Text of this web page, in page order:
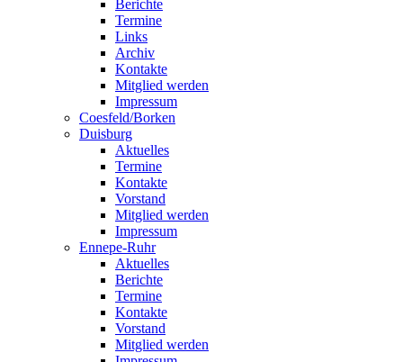
Berichte
Termine
Links
Archiv
Kontakte
Mitglied werden
Impressum
Coesfeld/Borken
Duisburg
Aktuelles
Termine
Kontakte
Vorstand
Mitglied werden
Impressum
Ennepe-Ruhr
Aktuelles
Berichte
Termine
Kontakte
Vorstand
Mitglied werden